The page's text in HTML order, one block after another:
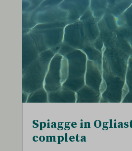
Spiagge in
completa